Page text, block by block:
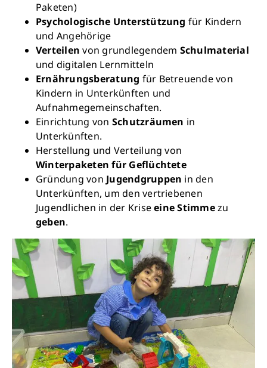
Paketen)
Psychologische Unterstützung für Kindern
und Angehörige
Verteilen von grundlegendem Schulmaterial
und digitalen Lernmitteln
Ernährungsberatung für Betreuende von
Kindern in Unterkünften und
Aufnahmegemeinschaften.
Einrichtung von Schutzräumen in
Unterkünften.
Herstellung und Verteilung von
Winterpaketen für Geflüchtete
Gründung von Jugendgruppen in den
Unterkünften, um den vertriebenen
Jugendlichen in der Kriseeine Stimmezu
geben.
Retten Sie noch heute Leben
Schon 50 Cent am Tag können Großes
bewirken: z.B. monatlich 25.000 Liter
sauberes Trinkwasser zur Verfügung stellen.
Sauberes Trinkwasser bedeutet: weniger
Krankheit, mehr Kindheit, bessere Zukunft.
Jetzt Leben retten